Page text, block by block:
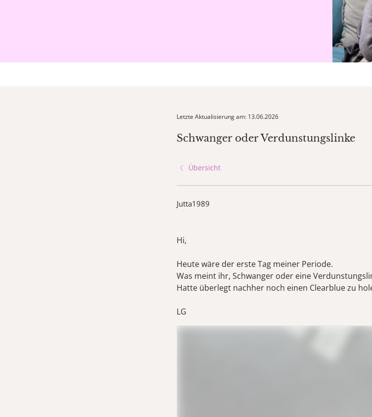
Letzte Aktualisierung am: 13.06.2026
Schwanger oder Verdunstungslinke
Übersicht
Jutta1989
Hi,
Heute wäre der erste Tag meiner Periode.
Was meint ihr, Schwanger oder eine
Hatte überlegt nachher noch einen Clearblue zu
LG